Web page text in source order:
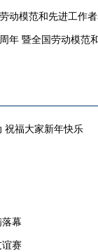
者表彰大会隆重举行 习近
动模范和先进工作者表彰
祝福大家新年快乐
幕
赛